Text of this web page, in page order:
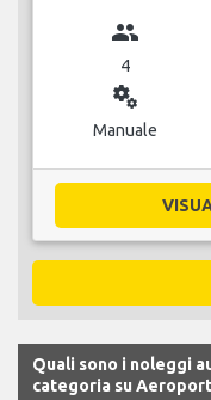
group
4
miscellaneous_services
Manuale
Quali sono i noleggi
categoria su